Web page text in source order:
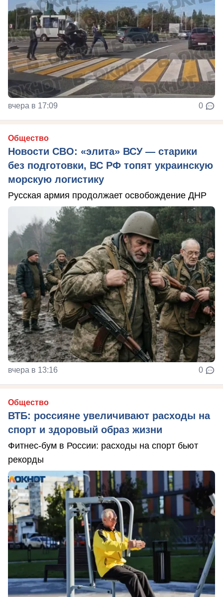
вчера в 17:09 0
Общество
Новости СВО: «элита» ВСУ — старики
без подготовки, ВС РФ топят украинскую
морскую логистику
Русская армия продолжает освобождение ДНР
вчера в 13:16 0
Общество
ВТБ: россияне увеличивают расходы на
спорт и здоровый образ жизни
Фитнес-бум в России: расходы на спорт бьют
рекорды